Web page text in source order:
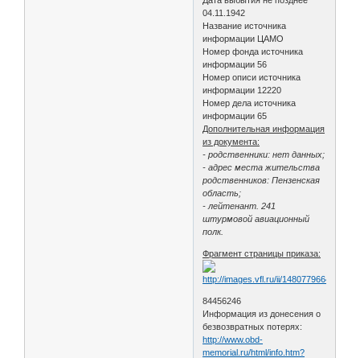
04.11.1942
Название источника
информации ЦАМО
Номер фонда источника
информации 56
Номер описи источника
информации 12220
Номер дела источника
информации 65
Дополнительная информация
из документа:
- родственники: нет данных;
- адрес места жительства
родственников: Пензенская
область;
- лейтенант. 241
штурмовой авиационный
полк.
Фрагмент страницы приказа:
84456246
Информация из донесения о
безвозвратных потерях:
http://www.obd-
memorial.ru/html/info.htm?